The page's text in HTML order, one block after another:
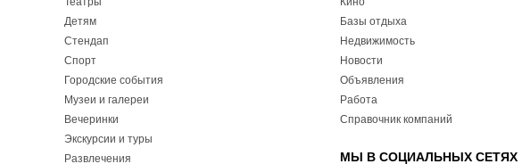
Детям
Стендап
Спорт
Городские события
Музеи и галереи
Вечеринки
Экскурсии и туры
Развлечения
Базы отдыха
Недвижимость
Новости
Объявления
Работа
Справочник компаний
МЫ В СОЦИАЛЬНЫХ СЕТЯХ